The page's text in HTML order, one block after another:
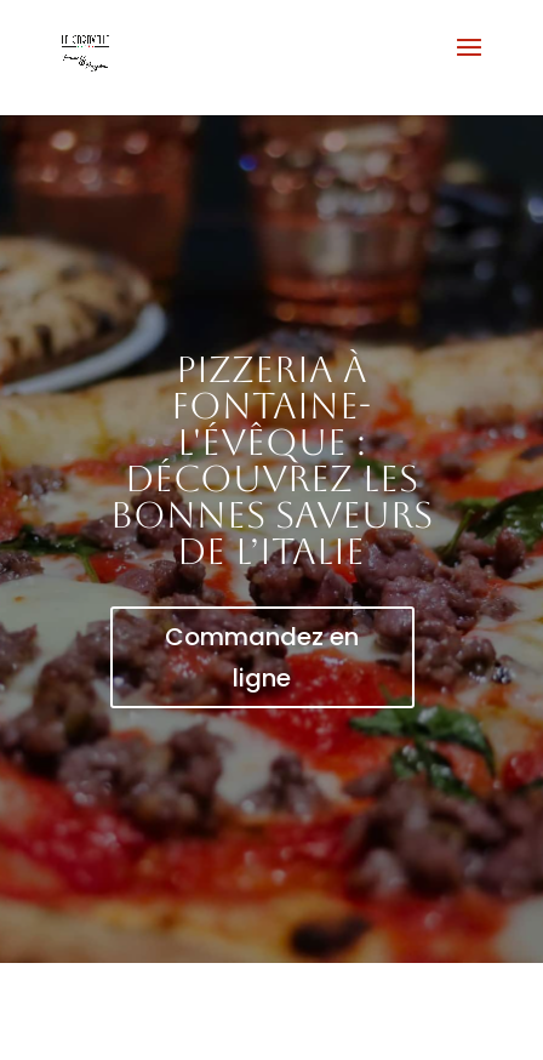
Pizzeria à
Fontaine-
l'Évêque :
découvrez les
bonnes saveurs
de l’Italie
Commandez en
ligne